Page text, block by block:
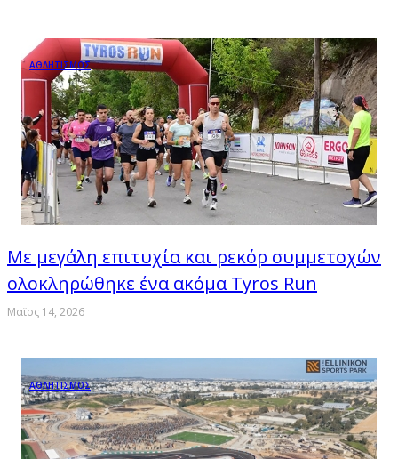
ΑΘΛΗΤΙΣΜΟΣ
Με µεγάλη επιτυχία και ρεκόρ συµµετοχών
ολοκληρώθηκε ένα ακόµα Tyros Run
Μαϊος 14, 2026
ΑΘΛΗΤΙΣΜΟΣ